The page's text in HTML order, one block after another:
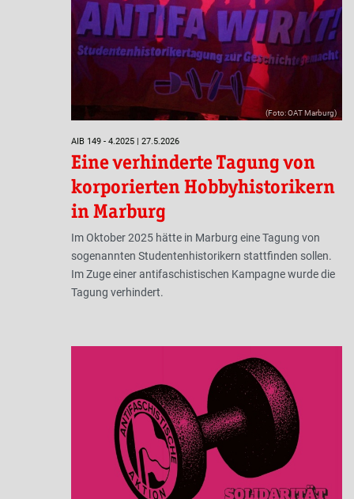
(Foto: OAT Marburg)
AIB 149 - 4.2025 | 27.5.2026
Eine verhinderte Tagung von
korporierten Hobbyhistorikern
in Marburg
Im Oktober 2025 hätte in Marburg eine Tagung von
sogenannten Studentenhistorikern stattfinden sollen.
Im Zuge einer antifaschistischen Kampagne wurde die
Tagung verhindert.